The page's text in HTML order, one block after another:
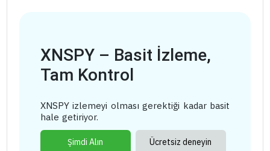
XNSPY – Basit İzleme,
Tam Kontrol
XNSPY izlemeyi olması gerektiği kadar basit
hale getiriyor.
Şimdi Alın Ücretsiz deneyin